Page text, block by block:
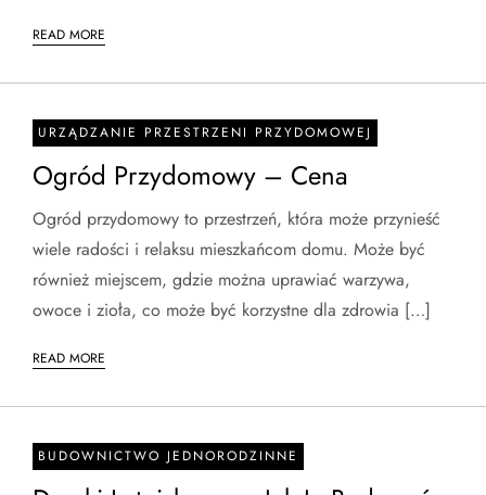
READ MORE
URZĄDZANIE PRZESTRZENI PRZYDOMOWEJ
Ogród Przydomowy – Cena
Ogród przydomowy to przestrzeń, która może przynieść
wiele radości i relaksu mieszkańcom domu. Może być
również miejscem, gdzie można uprawiać warzywa,
owoce i zioła, co może być korzystne dla zdrowia […]
READ MORE
BUDOWNICTWO JEDNORODZINNE